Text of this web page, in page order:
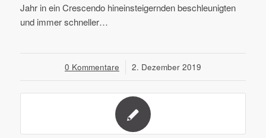
Jahr in ein Crescendo hineinsteigernden beschleunigten
und immer schneller…
0 Kommentare
/ 2. Dezember 2019